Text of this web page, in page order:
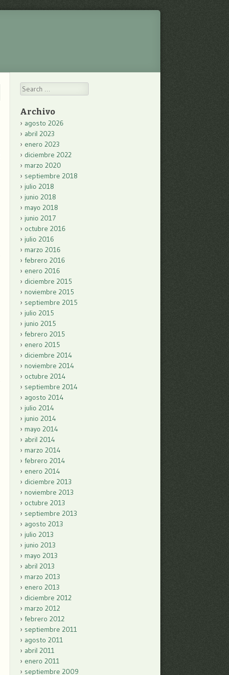
Search
Archivo
agosto 2026
abril 2023
enero 2023
diciembre 2022
marzo 2020
septiembre 2018
julio 2018
junio 2018
mayo 2018
junio 2017
octubre 2016
julio 2016
marzo 2016
febrero 2016
enero 2016
diciembre 2015
noviembre 2015
septiembre 2015
julio 2015
junio 2015
febrero 2015
enero 2015
diciembre 2014
noviembre 2014
octubre 2014
septiembre 2014
agosto 2014
julio 2014
junio 2014
mayo 2014
abril 2014
marzo 2014
febrero 2014
enero 2014
diciembre 2013
noviembre 2013
octubre 2013
septiembre 2013
agosto 2013
julio 2013
junio 2013
mayo 2013
abril 2013
marzo 2013
enero 2013
diciembre 2012
marzo 2012
febrero 2012
septiembre 2011
agosto 2011
abril 2011
enero 2011
septiembre 2009